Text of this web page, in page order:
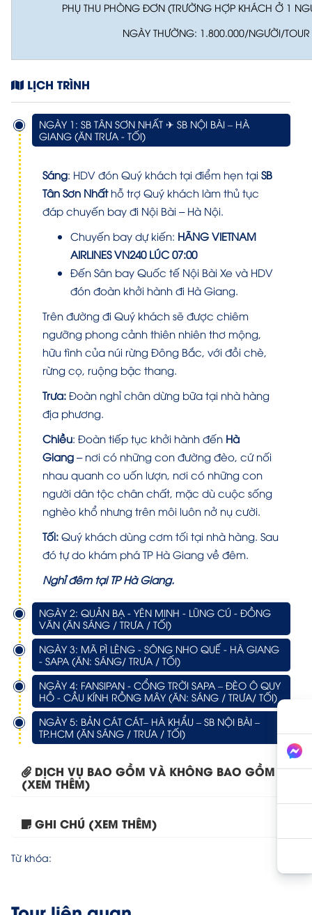
PHỤ THU PHÒNG ĐƠN (TRƯỜNG HỢP KHÁCH Ở 1
NGÀY THƯỜNG: 1.800.000/NGƯỜI/TOUR
LỊCH TRÌNH
NGÀY 1: SB TÂN SƠN NHẤT ✈ SB NỘI BÀI – HÀ
GIANG (ĂN TRƯA - TỐI)
Sáng: HDV đón Quý khách tại điểm hẹn tại SB
Tân Sơn Nhấthỗ trợ Quý khách làm thủ tục
đáp chuyến bay đi Nội Bài – Hà Nội.
Chuyến bay dự kiến: HÃNG VIETNAM
AIRLINES VN240 LÚC 07:00
Đến Sân bay Quốc tế Nội Bài Xe và HDV
đón đoàn khởi hành đi Hà Giang.
Trên đường đi Quý khách sẽ được chiêm
ngưỡng phong cảnh thiên nhiên thơ mộng,
hữu tình của núi rừng Đông Bắc, với đồi chè,
rừng cọ, ruộng bậc thang.
Trưa: Đoàn nghỉ chân dừng bữa tại nhà hàng
địa phương.
Chiều: Đoàn tiếp tục khởi hành đến Hà
Giang – nơi có những con đường đèo, cứ nối
nhau quanh co uốn lượn, nơi có những con
người dân tộc chân chất, mặc dù cuộc sống
nghèo khổ nhưng trên môi luôn nở nụ cười.
Tối: Quý khách dùng cơm tối tại nhà hàng. Sau
đó tự do khám phá TP Hà Giang về đêm.
Nghỉ đêm tại TP Hà Giang.
NGÀY 2: QUẢN BẠ - YÊN MINH - LŨNG CÚ - ĐỒNG
VĂN (ĂN SÁNG / TRƯA / TỐI)
NGÀY 3: MÃ PÌ LÈNG - SÔNG NHO QUẾ - HÀ GIANG
- SAPA (ĂN: SÁNG/ TRƯA / TỐI)
NGÀY 4: FANSIPAN - CỔNG TRỜI SAPA – ĐÈO Ô QUY
HỒ - CẦU KÍNH RỒNG MÂY (ĂN: SÁNG / TRƯA/ TỐI)
NGÀY 5: BẢN CÁT CÁT– HÀ KHẨU – SB NỘI BÀI –
TP.HCM (ĂN SÁNG / TRƯA / TỐI)
DỊCH VỤ BAO GỒM VÀ KHÔNG BAO GỒM
(XEM THÊM)
GHI CHÚ (XEM THÊM)
Từ khóa: